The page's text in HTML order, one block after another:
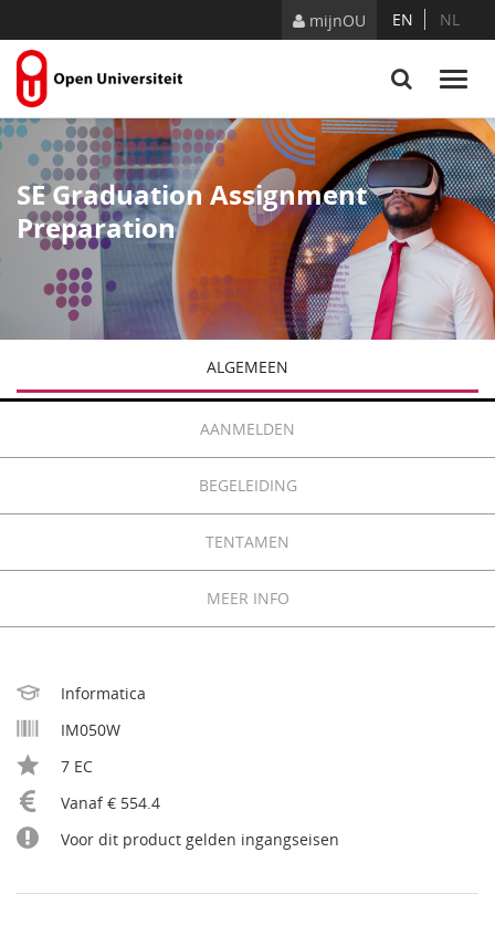
mijnOU EN NL
SE Graduation Assignment
Preparation
ALGEMEEN
AANMELDEN
BEGELEIDING
TENTAMEN
MEER INFO
Informatica
IM050W
7 EC
Vanaf € 554.4
Voor dit product gelden ingangseisen